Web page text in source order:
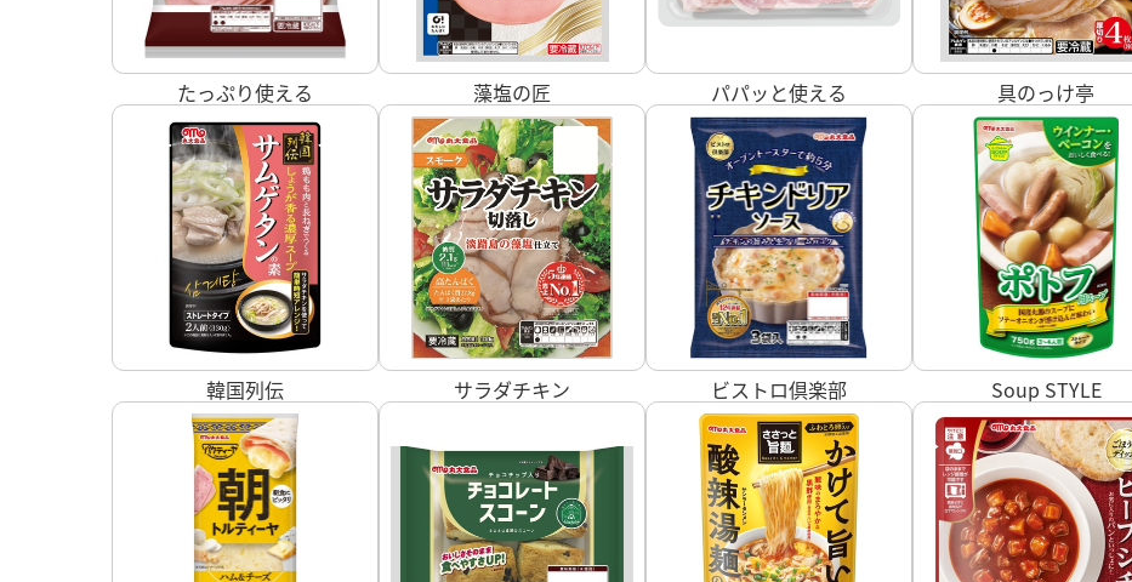
たっぷり使える 藻塩の匠 パパッと使える 具のっけ亭
韓国列伝 サラダチキン ビストロ倶楽部 Soup STYLE